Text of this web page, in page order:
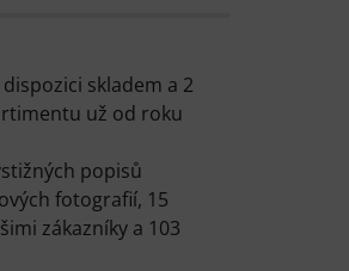
skladem a 2
už od roku
popisů
fotografií, 15
zákazníky a 103